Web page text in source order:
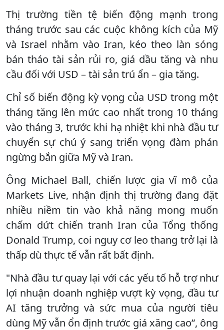
Thị trường tiền tệ biến động mạnh trong
tháng trước sau các cuộc không kích của Mỹ
và Israel nhằm vào Iran, kéo theo làn sóng
bán tháo tài sản rủi ro, giá dầu tăng và nhu
cầu đối với USD – tài sản trú ẩn – gia tăng.
Chỉ số biến động kỳ vọng của USD trong một
tháng tăng lên mức cao nhất trong 10 tháng
vào tháng 3, trước khi hạ nhiệt khi nhà đầu tư
chuyển sự chú ý sang triển vọng đàm phán
ngừng bắn giữa Mỹ và Iran.
Ông Michael Ball, chiến lược gia vĩ mô của
Markets Live, nhận định thị trường đang đặt
nhiều niềm tin vào khả năng mong muốn
chấm dứt chiến tranh Iran của Tổng thống
Donald Trump, coi nguy cơ leo thang trở lại là
thấp dù thực tế vẫn rất bất định.
"Nhà đầu tư quay lại với các yếu tố hỗ trợ như
lợi nhuận doanh nghiệp vượt kỳ vọng, đầu tư
AI tăng trưởng và sức mua của người tiêu
dùng Mỹ vẫn ổn định trước giá xăng cao”, ông